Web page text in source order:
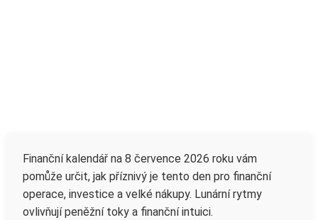
Finanční kalendář na 8 července 2026 roku vám
pomůže určit, jak příznivý je tento den pro finanční
operace, investice a velké nákupy. Lunární rytmy
ovlivňují peněžní toky a finanční intuici.